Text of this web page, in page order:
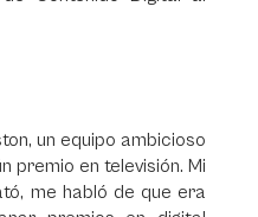
un equipo ambicioso
premio en televisión. Mi
me habló de que era